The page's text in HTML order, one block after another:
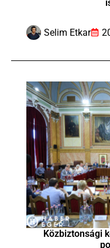
Selim Etkar
Közbiztonsági